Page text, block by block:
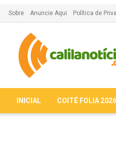
Sobre Anuncie Aqui Política de
INICIAL COITÉ FOLIA 2026